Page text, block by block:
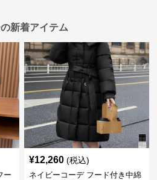
新着アイテム
ー
¥12,260 (税込)
ネイビーコーデ フード付き中綿